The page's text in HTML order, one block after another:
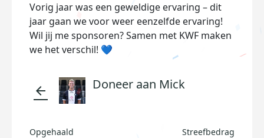
Vorig jaar was een geweldige ervaring – dit
jaar gaan we voor weer eenzelfde ervaring!
Wil jij me sponsoren? Samen met KWF maken
we het verschil! 💙
arrow_back Doneer aan Mick
Opgehaald Streefbedrag